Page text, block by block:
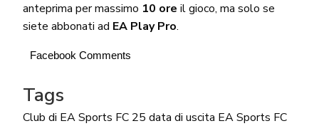
anteprima per massimo 10 ore il gioco, ma solo se
siete abbonati ad EA Play Pro.
Facebook Comments
Tags
Club di EA Sports FC 25 data di uscita EA Sports FC